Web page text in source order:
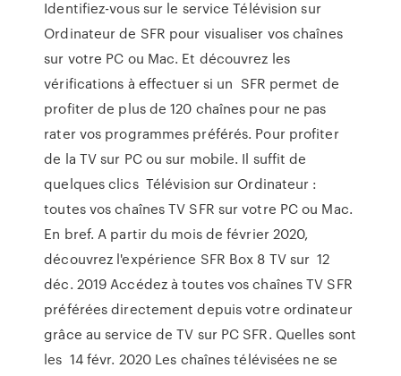
Identifiez-vous sur le service Télévision sur
Ordinateur de SFR pour visualiser vos chaînes
sur votre PC ou Mac. Et découvrez les
vérifications à effectuer si un SFR permet de
profiter de plus de 120 chaînes pour ne pas
rater vos programmes préférés. Pour profiter
de la TV sur PC ou sur mobile. Il suffit de
quelques clics Télévision sur Ordinateur :
toutes vos chaînes TV SFR sur votre PC ou Mac.
En bref. A partir du mois de février 2020,
découvrez l'expérience SFR Box 8 TV sur 12
déc. 2019 Accédez à toutes vos chaînes TV SFR
préférées directement depuis votre ordinateur
grâce au service de TV sur PC SFR. Quelles sont
les 14 févr. 2020 Les chaînes télévisées ne se